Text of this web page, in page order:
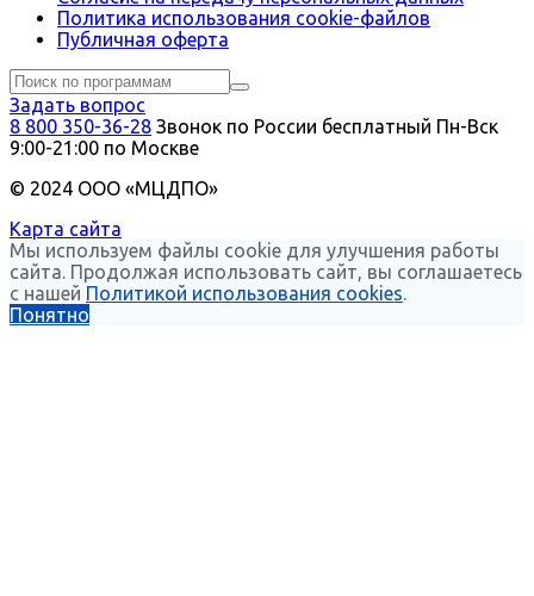
Политика использования сookie-файлов
Публичная оферта
Задать вопрос
8 800 350-36-28 Звонок по России бесплатный Пн-Вск
9:00-21:00 по Москве
© 2024 ООО «МЦДПО»
Карта сайта
Мы используем файлы cookie для улучшения работы
сайта. Продолжая использовать сайт, вы соглашаетесь
с нашей Политикой использования cookies.
Понятно